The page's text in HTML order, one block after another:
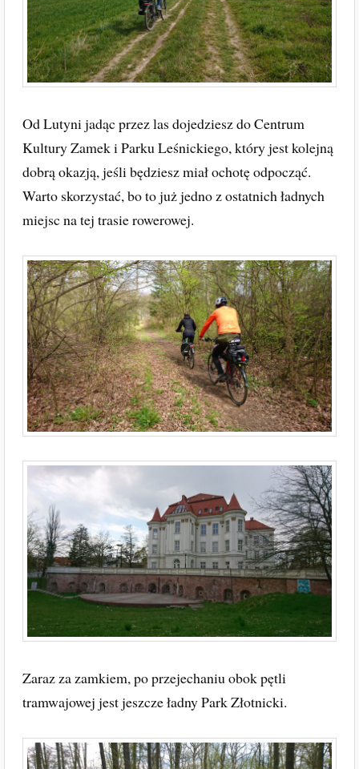
Od Lutyni jadąc przez las dojedziesz do Centrum
Kultury Zamek i Parku Leśnickiego, który jest kolejną
dobrą okazją, jeśli będziesz miał ochotę odpocząć.
Warto skorzystać, bo to już jedno z ostatnich ładnych
miejsc na tej trasie rowerowej.
Zaraz za zamkiem, po przejechaniu obok pętli
tramwajowej jest jeszcze ładny Park Złotnicki.